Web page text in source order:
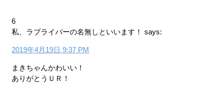
6
私、ラブライバーの名無しといいます！
says:
2019年4月19日 9:37 PM
まきちゃんかわいい！
ありがとうＵＲ！